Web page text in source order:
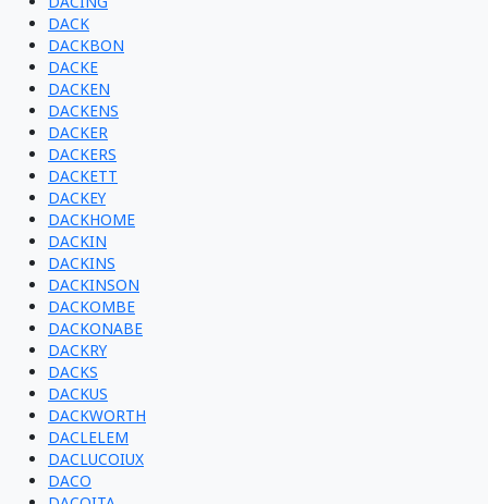
DACK
DACKBON
DACKE
DACKEN
DACKENS
DACKER
DACKERS
DACKETT
DACKEY
DACKHOME
DACKIN
DACKINS
DACKINSON
DACKOMBE
DACKONABE
DACKRY
DACKS
DACKUS
DACKWORTH
DACLELEM
DACLUCOIUX
DACO